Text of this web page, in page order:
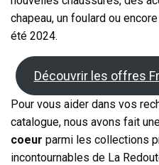
chapeau, un foulard ou
été 2024.
Découvrir les offres
Pour vous aider dans vos
catalogue, nous avons fait
coeur parmi les collections
incontournables de La